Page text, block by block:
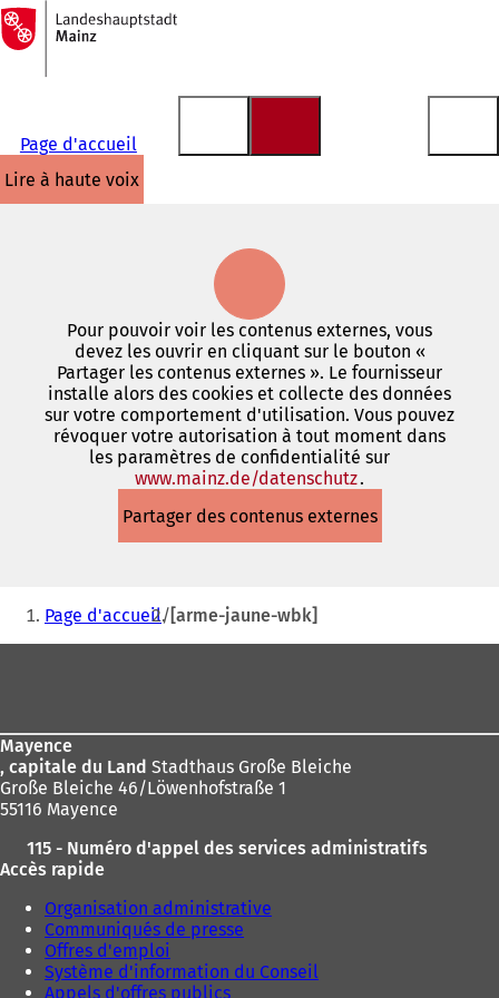
Accéder au contenu
Vers
la
page
d'accueil
Page d'accueil
lire à haute voix
Pour pouvoir voir les contenus externes, vous
devez les ouvrir en cliquant sur le bouton «
Partager les contenus externes ». Le fournisseur
installe alors des cookies et collecte des données
sur votre comportement d'utilisation. Vous pouvez
révoquer votre autorisation à tout moment dans
les paramètres de confidentialité sur
www.mainz.de/datenschutz(S'ouvre
un
nouvel
.
Partager des contenus externes
Vous
êtes
Page d'accueil [arme-jaune-wbk]
Mayence
, capitale du Land Stadthaus Große Bleiche
Große Bleiche 46/Löwenhofstraße 1
55116 Mayence
115 - Numéro d'appel des services administratifs
Accès rapide
Organisation administrative
Communiqués de presse
Offres d'emploi
Système d'information du Conseil
Appels d'offres publics